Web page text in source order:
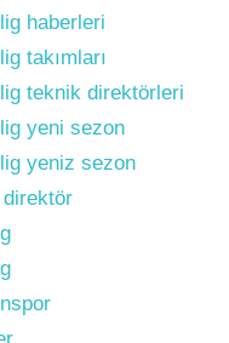
haberleri
takımları
teknik direktörleri
yeni sezon
yeniz sezon